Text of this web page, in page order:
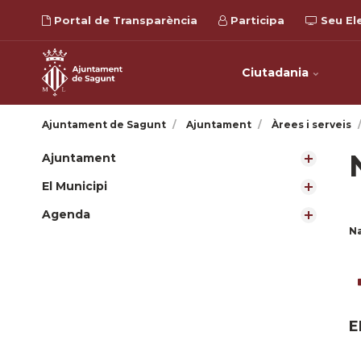
Portal de Transparència Participa Seu
Ciutadania
Ajuntament de Sagunt Ajuntament Àrees i serveis
Ajuntament
El Municipi
Agenda